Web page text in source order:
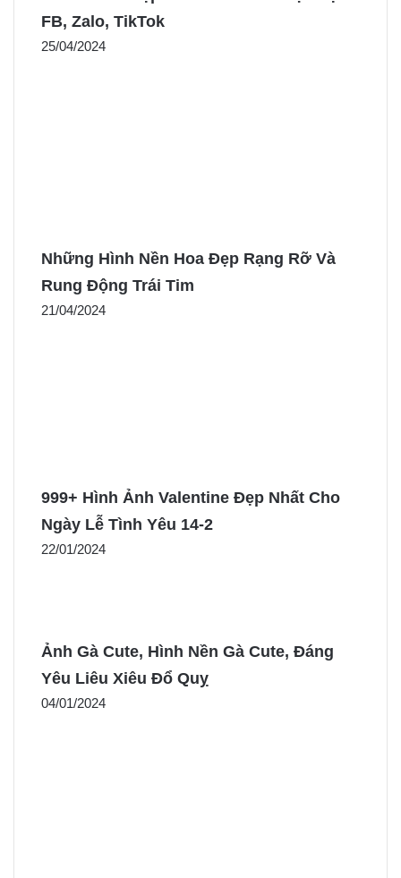
FB, Zalo, TikTok
25/04/2024
Những Hình Nền Hoa Đẹp Rạng Rỡ Và
Rung Động Trái Tim
21/04/2024
999+ Hình Ảnh Valentine Đẹp Nhất Cho
Ngày Lễ Tình Yêu 14-2
22/01/2024
Ảnh Gà Cute, Hình Nền Gà Cute, Đáng
Yêu Liêu Xiêu Đổ Quỵ
04/01/2024